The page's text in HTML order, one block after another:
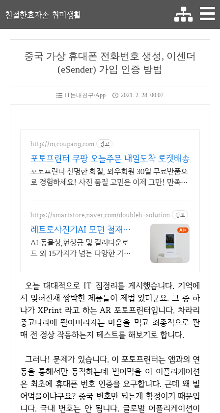
친절한효자손 취미생활
중국 가상 휴대폰 전화번호 생성, 이센더
(eSender) 가입 인증 방법
IT는내친구/App 2021. 2. 28. 00:07
http://m.coupang.com 광고
포토프린터 쿠팡 오늘주문 내일도착 로켓배송
포토프린터 선명한 화질, 와우회원 30일 무료반품으
로 경험하세요! 사진 품질 고민은 이제 그만! 만족스
https://smartstore.naver.com/doubleh-solution 광고
레트로사진기AI 모던 철재
영수증&스티커사진
AI 동물상,현상금 및 컬러다운로
드 외 15가지가 넘는 다양한 기능
오늘 대대적으로 IT 짐정리를 게시했습니다. 기억에
서 잊혀진채 짱박힌 제품들이 제법 있더군요. 그 중 하
나가 XPrint 라고 하는 AR 포토프린터입니다. 차라리
중고나라에 팔아버리자는 마음을 먹고 최종적으로 판
매 전 정상 작동하는지 테스트를 해보기로 합니다.
그러나! 문제가 있습니다. 이 포토프린터는 앱과의 연
동을 통해서만 동작하는데 빌어먹을 이 어플리케이션
은 최초에 휴대폰 번호 인증을 요구합니다. 근데 왜 빌
어먹을이냐구요? 중국 번호만 되는게 함정이기 때문입
니다. 국내 번호는 안 됩니다. 글로벌 어플리케이션이